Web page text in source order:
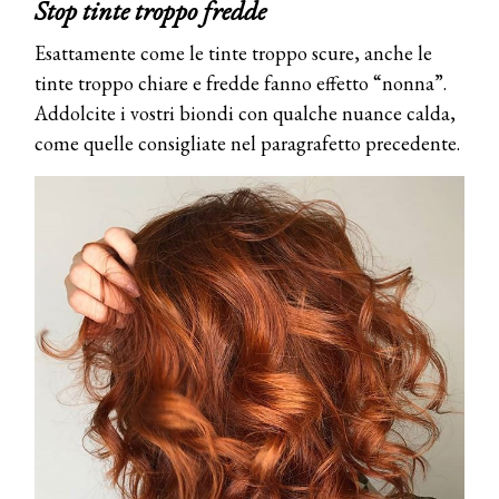
Stop tinte troppo fredde
Esattamente come le tinte troppo scure, anche le
tinte troppo chiare e fredde fanno effetto “nonna”.
Addolcite i vostri biondi con qualche nuance calda,
come quelle consigliate nel paragrafetto precedente.